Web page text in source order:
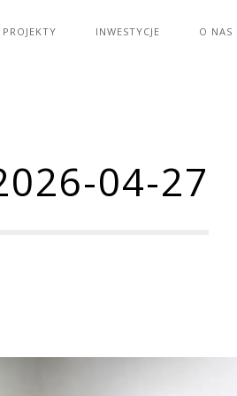
PROJEKTY INWESTYCJE O NAS
04-27